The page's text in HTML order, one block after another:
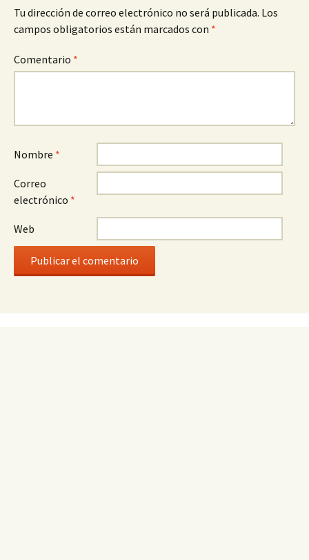
Tu dirección de correo electrónico no será publicada. Los
campos obligatorios están marcados con *
Comentario *
Nombre *
Correo
electrónico *
Web